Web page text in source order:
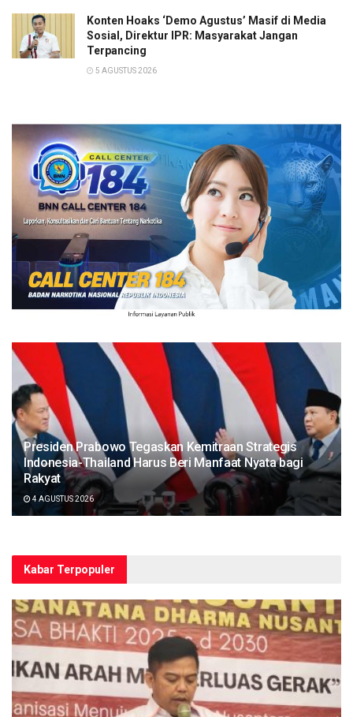
Konten Hoaks ‘Demo Agustus’ Masif di Media
Sosial, Direktur IPR: Masyarakat Jangan
Terpancing
5 AGUSTUS 2026
Presiden Prabowo Tegaskan Kemitraan Strategis
Indonesia-Thailand Harus Beri Manfaat Nyata bagi
Rakyat
4 AGUSTUS 2026
Kabar Terpopuler